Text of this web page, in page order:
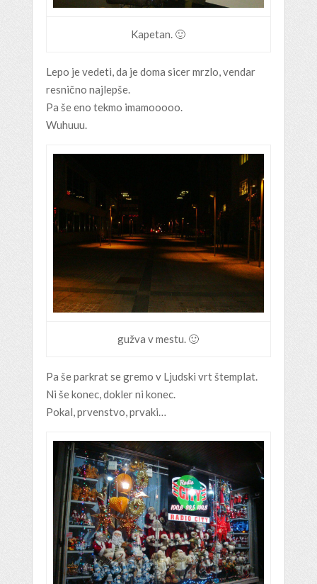
Kapetan. 🙂
Lepo je vedeti, da je doma sicer mrzlo, vendar
resnično najlepše.
Pa še eno tekmo imamooooo.
Wuhuuu.
gužva v mestu. 🙂
Pa še parkrat se gremo v Ljudski vrt štemplat.
Ni še konec, dokler ni konec.
Pokal, prvenstvo, prvaki…